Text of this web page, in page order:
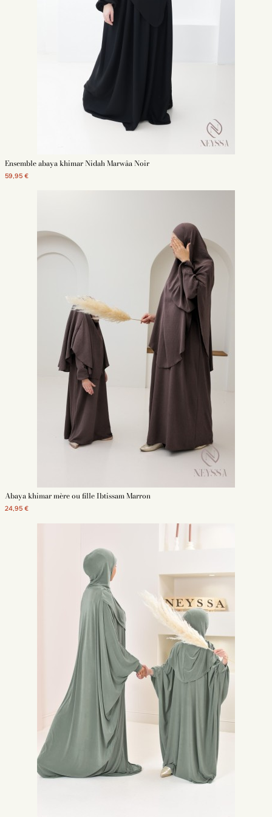
Pourquoi acheter votre khimar abaya sur Neyssa Shop ?
Neyssa Shop est une boutique islamique de prêt-à-porter spécialisée
pièces pour femme musulmane
. Khimar, abaya, jilbab, hijab, tenue
de prière, bonnet, kimono ou jupe : les essentiels d'une femme musulmane
se trouvent sur notre boutique en ligne. Notre objectif ? Proposer les
meilleures pièces à petit prix. N'attendez plus :
commandez votre
ensemble abaya khimar
sur notre site. Vous bénéficiez de la livraison
gratuite dès 69 euros d'achat.
Découvrez aussi nos autres modèles en stock :
Abaya papillon
Abaya en satin
Abaya noire
abaya kaftan
abaya beige
abayat Dubaï moderne
Abaya robe
Ensemble abaya khimar Nidah Marwâa Noir
59,95 €
Abaya khimar mère ou fille Ibtissam Marron
24,95 €